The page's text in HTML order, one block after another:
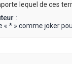
lequel de ces
:
« * » comme joker